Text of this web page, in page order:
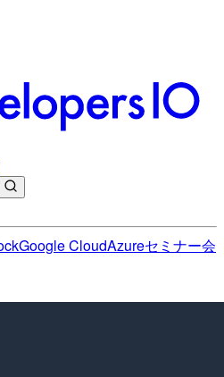
Google CloudAzureセミナー会